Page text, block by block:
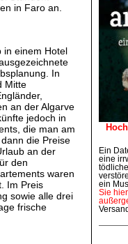
in Faro an.
in einem Hotel
In
Mitte
an der Algarve
jedoch in
die man am
die Preise
an der
den
waren
Im Preis
sowie alle drei
frische
Ein
eine
ein
Sie